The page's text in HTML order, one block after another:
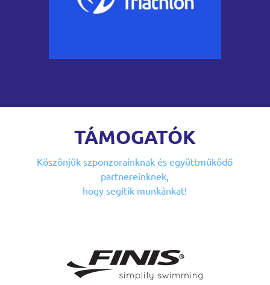
TÁMOGATÓK
Köszönjük szponzorainknakés együttműködő
partnereinknek,
hogy segítik munkánkat!